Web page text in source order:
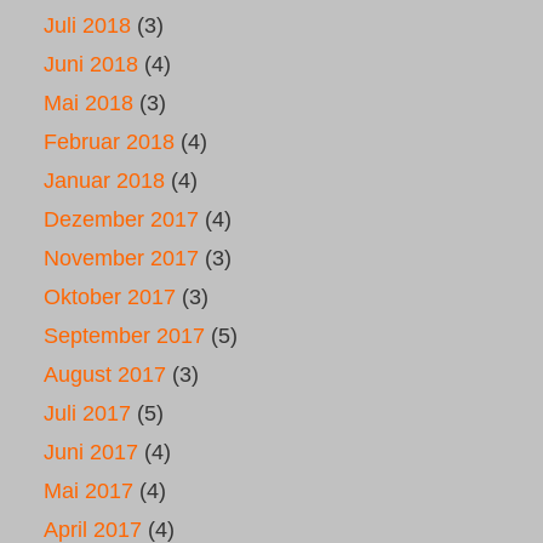
Juli 2018 (3)
Juni 2018 (4)
Mai 2018 (3)
Februar 2018 (4)
Januar 2018 (4)
Dezember 2017 (4)
November 2017 (3)
Oktober 2017 (3)
September 2017 (5)
August 2017 (3)
Juli 2017 (5)
Juni 2017 (4)
Mai 2017 (4)
April 2017 (4)